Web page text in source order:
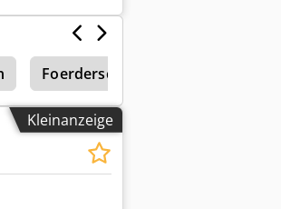
Foerderschnecke
Kleinanzeige